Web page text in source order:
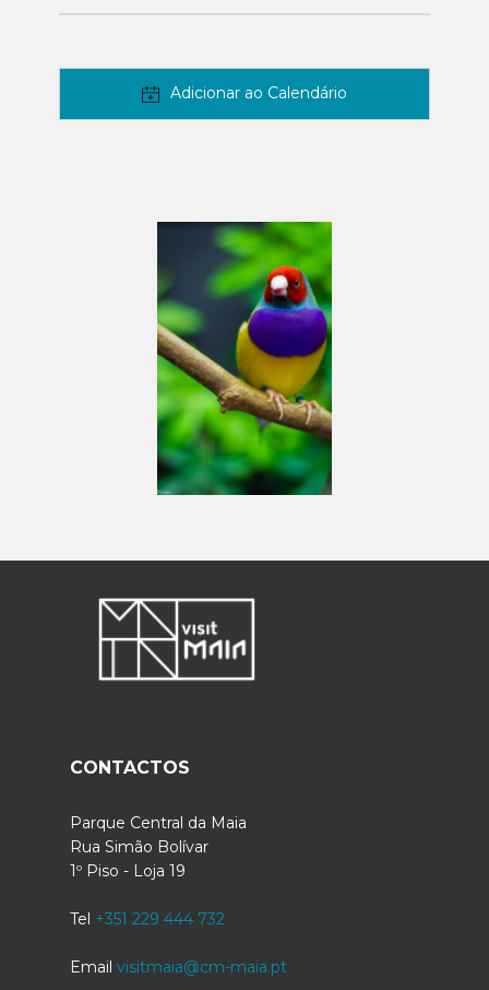
Adicionar ao Calendário
CONTACTOS
Parque Central da Maia
Rua Simão Bolívar
1º Piso - Loja 19
Tel +351 229 444 732
Email visitmaia@cm-maia.pt